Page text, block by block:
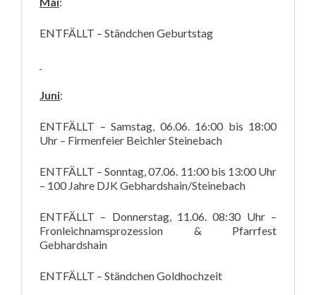
ENTFÄLLT – Ständchen Geburtstag
Juni:
ENTFÄLLT – Samstag, 06.06. 16:00 bis 18:00
Uhr – Firmenfeier Beichler Steinebach
ENTFÄLLT – Sonntag, 07.06. 11:00 bis 13:00 Uhr
– 100 Jahre DJK Gebhardshain/Steinebach
ENTFÄLLT – Donnerstag, 11.06. 08:30 Uhr –
Fronleichnamsprozession & Pfarrfest
Gebhardshain
ENTFÄLLT – Ständchen Goldhochzeit